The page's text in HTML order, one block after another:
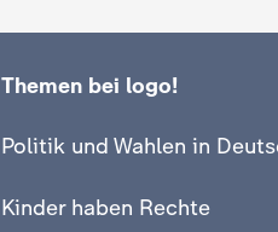
Themen bei logo!
Politik und Wahlen in
Kinder haben Rechte